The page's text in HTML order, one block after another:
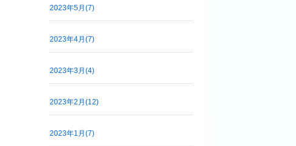
2023年5月(7)
2023年4月(7)
2023年3月(4)
2023年2月(12)
2023年1月(7)